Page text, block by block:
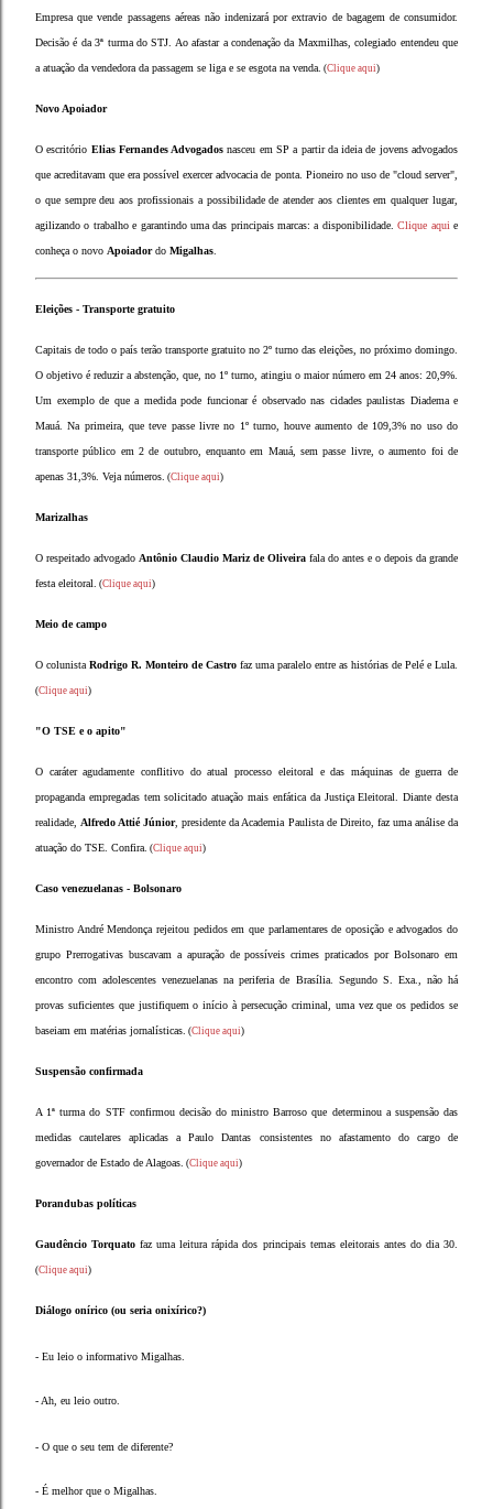
Empresa que vende passagens aéreas não indenizará por extravio de bagagem de consumidor.
Decisão é da 3ª turma do STJ. Ao afastar a condenação da Maxmilhas, colegiado entendeu que
a atuação da vendedora da passagem se liga e se esgota na venda. (Clique aqui)
Novo Apoiador
O escritório Elias Fernandes Advogados nasceu em SP a partir da ideia de jovens advogados
que acreditavam que era possível exercer advocacia de ponta. Pioneiro no uso de "cloud server",
o que sempre deu aos profissionais a possibilidade de atender aos clientes em qualquer lugar,
agilizando o trabalho e garantindo uma das principais marcas: a disponibilidade.Clique aqui e
conheça o novo Apoiadordo Migalhas
Eleições - Transporte gratuito
Capitais de todo o país terão transporte gratuito no 2º turno das eleições, no próximo domingo.
O objetivo é reduzir a abstenção, que, no 1º turno, atingiu o maior número em 24 anos: 20,9%.
Um exemplo de que a medida pode funcionar é observado nas cidades paulistas Diadema e
Mauá. Na primeira, que teve passe livre no 1º turno, houve aumento de 109,3% no uso do
transporte público em 2 de outubro, enquanto em Mauá, sem passe livre, o aumento foi de
apenas 31,3%. Veja números. (Clique aqui)
Marizalhas
O respeitado advogado Antônio Claudio Mariz de Oliveira fala do antes e o depois da grande
festa eleitoral. (Clique aqui)
Meio de campo
O colunista Rodrigo R. Monteiro de Castro faz uma paralelo entre as histórias de Pelé e Lula.
(Clique aqui)
"O TSE e o apito"
O caráter agudamente conflitivo do atual processo eleitoral e das máquinas de guerra de
propaganda empregadas tem solicitado atuação mais enfática da Justiça Eleitoral. Diante desta
realidade, Alfredo Attié Júnior, presidente da Academia Paulista de Direito, faz uma análise da
atuação do TSE. Confira. (Clique aqui)
Caso venezuelanas - Bolsonaro
Ministro André Mendonça rejeitou pedidos em que parlamentares de oposição e advogados do
grupo Prerrogativas buscavam a apuração de possíveis crimes praticados por Bolsonaro em
encontro com adolescentes venezuelanas na periferia de Brasília. Segundo S. Exa., não há
provas suficientes que justifiquem o início à persecução criminal, uma vez que os pedidos se
baseiam em matérias jornalísticas. (Clique aqui)
Suspensão confirmada
A 1ª turma do STF confirmou decisão do ministro Barroso que determinou a suspensão das
medidas cautelares aplicadas a Paulo Dantas consistentes no afastamento do cargo de
governador de Estado de Alagoas. (Clique aqui)
Porandubas políticas
Gaudêncio Torquato faz uma leitura rápida dos principais temas eleitorais antes do dia 30.
(Clique aqui)
Diálogo onírico (ou seria onixírico?)
- Eu leio o informativo Migalhas.
- Ah, eu leio outro.
- O que o seu tem de diferente?
- É melhor que o Migalhas.